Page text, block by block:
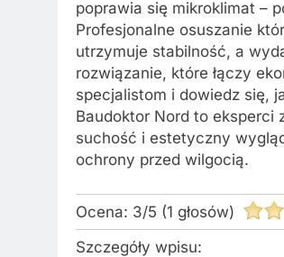
poprawia się mikroklimat –
Profesjonalne osuszanie
utrzymuje stabilność, a
rozwiązanie, które łączy
specjalistom i dowiedz się,
Baudoktor Nord to
suchość i estetyczny
ochrony przed wilgocią.
Ocena: 3/5 (1 głosów)
Szczegóły wpisu: